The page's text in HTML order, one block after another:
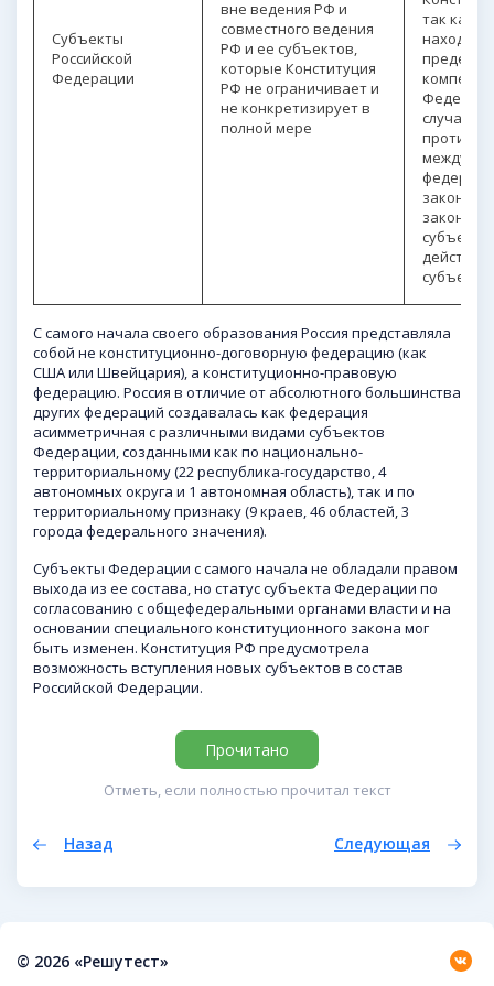
Субъекты
Российской
Федерации
вне ведения РФ и
совместного ведения
РФ и ее субъектов,
которые Конституция
РФ не ограничивает и
не конкретизирует в
полной мере
так как
пределов
случае
между
законом и
законом
С самого начала своего образования Россия представляла
собой не конституционно-договорную федерацию (как
США или Швейцария), а конституционно-правовую
федерацию. Россия в отличие от абсолютного большинства
других федераций создавалась как федерация
асимметричная с различными видами субъектов
Федерации, созданными как по национально-
территориальному (22 республика-государство, 4
автономных округа и 1 автономная область), так и по
территориальному признаку (9 краев, 46 областей, 3
города федерального значения).
Субъекты Федерации с самого начала не обладали правом
выхода из ее состава, но статус субъекта Федерации по
согласованию с общефедеральными органами власти и на
основании специального конституционного закона мог
быть изменен. Конституция РФ предусмотрела
возможность вступления новых субъектов в состав
Российской Федерации.
Прочитано
Отметь, если полностью прочитал текст
Назад Следующая
© 2026 «Решутест»